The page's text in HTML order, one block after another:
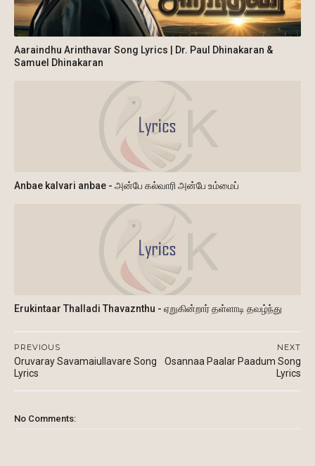
Aaraindhu Arinthavar Song Lyrics | Dr. Paul Dhinakaran &
Samuel Dhinakaran
Anbae kalvari anbae - அன்பே கல்வாரி அன்பே உம்மைப்
Erukintaar Thalladi Thavaznthu - ஏறுகின்றார் தள்ளாடி தவழ்ந்து
NEXT
Osannaa Paalar Paadum Song
Lyrics
PREVIOUS
Oruvaray Savamaiullavare Song
Lyrics
No Comments: